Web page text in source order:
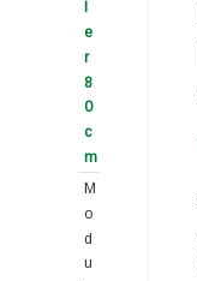
e
r
8
0
c
m
M
o
d
u